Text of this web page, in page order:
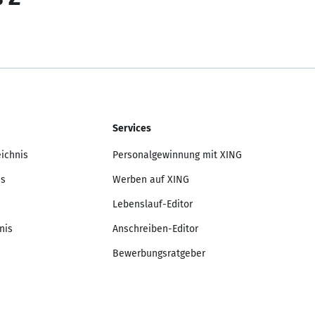
Services
Personalgewinnung mit XING
Werben auf XING
Lebenslauf-Editor
Anschreiben-Editor
Bewerbungsratgeber